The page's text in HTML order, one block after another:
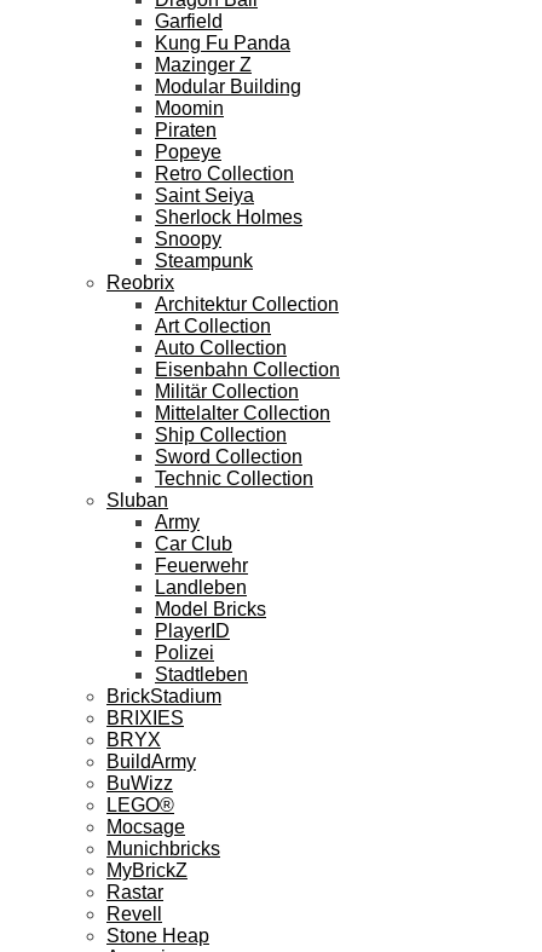
Garfield
Kung Fu Panda
Mazinger Z
Modular Building
Moomin
Piraten
Popeye
Retro Collection
Saint Seiya
Sherlock Holmes
Snoopy
Steampunk
Reobrix
Architektur Collection
Art Collection
Auto Collection
Eisenbahn Collection
Militär Collection
Mittelalter Collection
Ship Collection
Sword Collection
Technic Collection
Sluban
Army
Car Club
Feuerwehr
Landleben
Model Bricks
PlayerID
Polizei
Stadtleben
BrickStadium
BRIXIES
BRYX
BuildArmy
BuWizz
LEGO®
Mocsage
Munichbricks
MyBrickZ
Rastar
Revell
Stone Heap